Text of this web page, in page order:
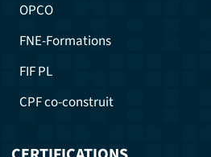
OPCO
FNE-Formations
FIF PL
CPF co-construit